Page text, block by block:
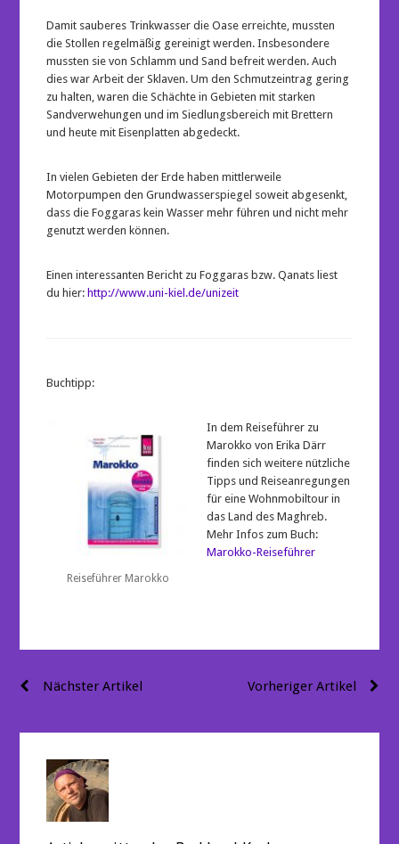
Damit sauberes Trinkwasser die Oase erreichte, mussten
die Stollen regelmäßig gereinigt werden. Insbesondere
mussten sie von Schlamm und Sand befreit werden. Auch
dies war Arbeit der Sklaven. Um den Schmutzeintrag gering
zu halten, waren die Schächte in Gebieten mit starken
Sandverwehungen und im Siedlungsbereich mit Brettern
und heute mit Eisenplatten abgedeckt.
In vielen Gebieten der Erde haben mittlerweile
Motorpumpen den Grundwasserspiegel soweit abgesenkt,
dass die Foggaras kein Wasser mehr führen und nicht mehr
genutzt werden können.
Einen interessanten Bericht zu Foggaras bzw. Qanats liest
du hier: http://www.uni-kiel.de/unizeit
Buchtipp:
Reiseführer Marokko
In dem Reiseführer zu
Marokko von Erika Därr
finden sich weitere nützliche
Tipps und Reiseanregungen
für eine Wohnmobiltour in
das Land des Maghreb.
Mehr Infos zum Buch:
Marokko-Reiseführer
Beitragsnavigation Vorheriger Artikel
Nächster Artikel